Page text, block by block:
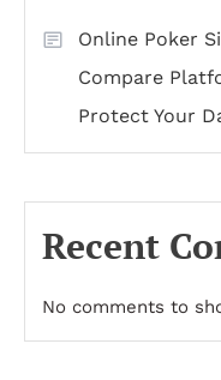
Online Poker
Compare
Protect Your
Recent
No comments to